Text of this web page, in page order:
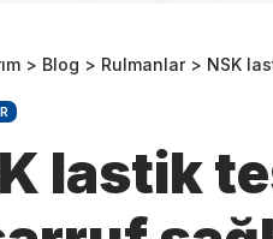
> Blog > Rulmanlar> NSK
lastik